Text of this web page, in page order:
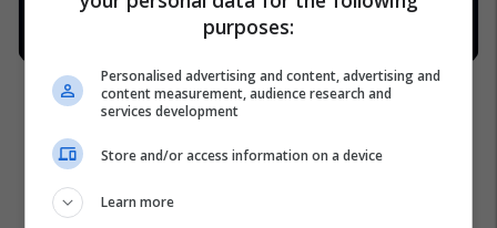
purposes:
Personalised advertising and content, advertising and
content measurement, audience research and
services development
Store and/or access information on a device
Learn more